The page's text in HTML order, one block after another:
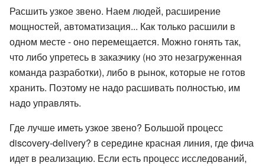
Расшить узкое звено. Наем людей, расширение
мощностей, автоматизация... Как только расшили в
одном месте - оно перемещается. Можно гонять так,
что либо упретесь в заказчику (но это незагруженная
команда разработки), либо в рынок, которые не готов
хранить. Поэтому не надо расшивать полностью, им
надо управлять.
Где лучше иметь узкое звено? Большой процесс
discovery-delivery? в середине красная линия, где фича
идет в реализацию. Если есть процесс исследований,